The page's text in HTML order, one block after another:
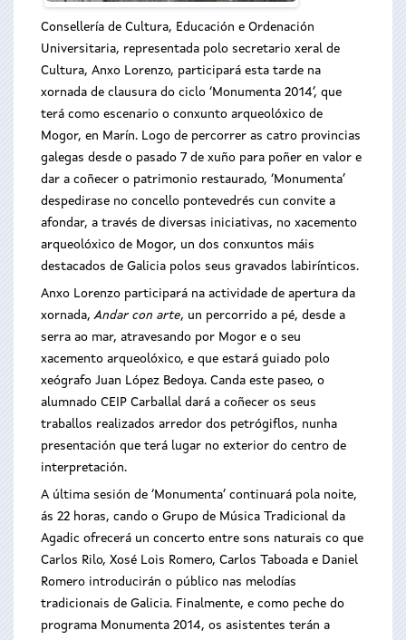
Consellería de Cultura, Educación e Ordenación
Universitaria, representada polo secretario xeral de
Cultura, Anxo Lorenzo, participará esta tarde na
xornada de clausura do ciclo ‘Monumenta 2014’, que
terá como escenario o conxunto arqueolóxico de
Mogor, en Marín. Logo de percorrer as catro provincias
galegas desde o pasado 7 de xuño para poñer en valor e
dar a coñecer o patrimonio restaurado, ‘Monumenta’
despedirase no concello pontevedrés cun convite a
afondar, a través de diversas iniciativas, no xacemento
arqueolóxico de Mogor, un dos conxuntos máis
destacados de Galicia polos seus gravados labirínticos.
Anxo Lorenzo participará na actividade de apertura da
xornada,Andar con arte, un percorrido a pé, desde a
serra ao mar, atravesando por Mogor e o seu
xacemento arqueolóxico, e que estará guiado polo
xeógrafo Juan López Bedoya. Canda este paseo, o
alumnado CEIP Carballal dará a coñecer os seus
traballos realizados arredor dos petrógiflos, nunha
presentación que terá lugar no exterior do centro de
interpretación.
A última sesión de ‘Monumenta’ continuará pola noite,
ás 22 horas, cando o Grupo de Música Tradicional da
Agadic ofrecerá un concerto entre sons naturais co que
Carlos Rilo, Xosé Lois Romero, Carlos Taboada e Daniel
Romero introducirán o público nas melodías
tradicionais de Galicia. Finalmente, e como peche do
programa Monumenta 2014, os asistentes terán a